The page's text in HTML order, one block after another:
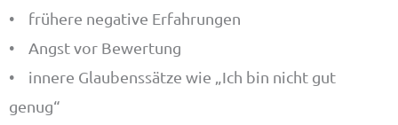
• frühere negative Erfahrungen
• Angst vor Bewertung
• innere Glaubenssätze wie „Ich bin nicht gut
genug“